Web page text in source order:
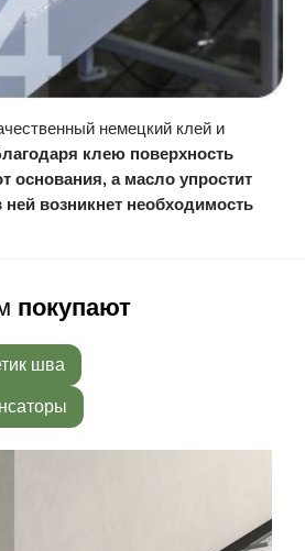
немецкий клей и
клею поверхность
основания, а масло упростит
возникнет необходимость
покупают
шва